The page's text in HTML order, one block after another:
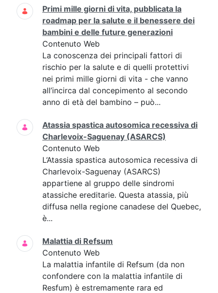
Primi mille giorni di vita, pubblicata la
roadmap per la salute e il benessere dei
bambini e delle future generazioni
Contenuto Web
La conoscenza dei principali fattori di
rischio per la salute e di quelli protettivi
nei primi mille giorni di vita - che vanno
all’incirca dal concepimento al secondo
anno di età del bambino – può...
Atassia spastica autosomica recessiva di
Charlevoix-Saguenay (ASARCS)
Contenuto Web
L’Atassia spastica autosomica recessiva di
Charlevoix-Saguenay (ASARCS)
appartiene al gruppo delle sindromi
atassiche ereditarie. Questa atassia, più
diffusa nella regione canadese del Quebec,
è...
Malattia di Refsum
Contenuto Web
La malattia infantile di Refsum (da non
confondere con la malattia infantile di
Resfum) è estremamente rara ed